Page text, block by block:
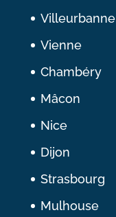
Villeurbanne
Vienne
Chambéry
Mâcon
Nice
Dijon
Strasbourg
Mulhouse